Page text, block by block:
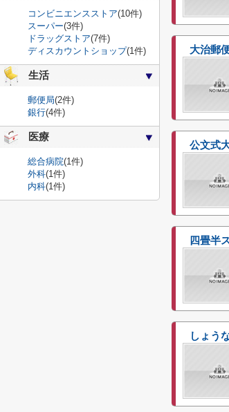
大治郵
公文式
四畳半
しょう
コンビニエンスストア(10件)
スーパー(3件)
ドラッグストア(7件)
ディスカウントショップ(1件)
生活
郵便局(2件)
銀行(4件)
医療
総合病院(1件)
外科(1件)
内科(1件)